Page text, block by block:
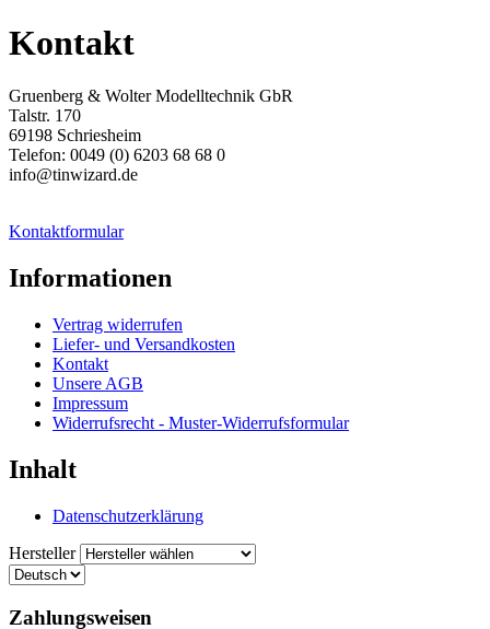
Kontakt
Gruenberg & Wolter Modelltechnik GbR
Talstr. 170
69198 Schriesheim
Telefon: 0049 (0) 6203 68 68 0
info@tinwizard.de
Kontaktformular
Informationen
Vertrag widerrufen
Liefer- und Versandkosten
Kontakt
Unsere AGB
Impressum
Widerrufsrecht - Muster-Widerrufsformular
Inhalt
Datenschutzerklärung
Hersteller
Zahlungsweisen